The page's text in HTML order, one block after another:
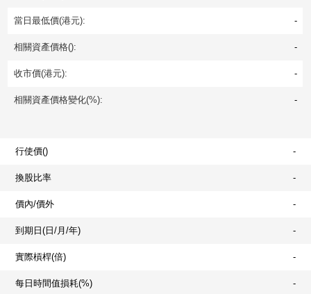
當日最低價(港元): -
相關資產價格(): -
收市價(港元): -
相關資產價格變化(%): -
行使價() -
換股比率 -
價內/價外 -
到期日(日/月/年) -
實際槓桿(倍) -
每日時間值損耗(%) -